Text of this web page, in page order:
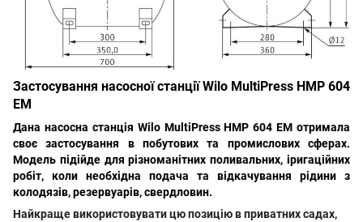
Застосування насосної станції Wilo MultiPress HMP 604
EM
Дана насосна станція Wilo MultiPress HMP 604 EM отримала
своє застосування в побутових та промислових сферах.
Модель підійде для різноманітних поливальних, іригаційних
робіт, коли необхідна подача та відкачування рідини з
колодязів, резервуарів, свердловин.
Найкраще використовувати цю позицію в приватних садах,